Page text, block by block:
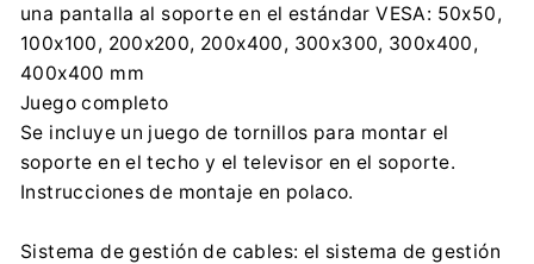
una pantalla al soporte en el estándar VESA: 50x50,
100x100, 200x200, 200x400, 300x300, 300x400,
400x400 mm
Juego completo
Se incluye un juego de tornillos para montar el
soporte en el techo y el televisor en el soporte.
Instrucciones de montaje en polaco.
Sistema de gestión de cables: el sistema de gestión